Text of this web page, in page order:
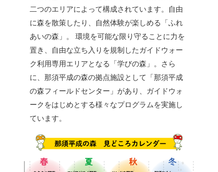
二つのエリアによって構成されています。自由
に森を散策したり、自然体験が楽しめる「ふれ
あいの森」。 環境を可能な限り守ることに力を
置き、自由な立ち入りを規制したガイドウォー
ク利用専用エリアとなる「学びの森」。さら
に、那須平成の森の拠点施設として「那須平成
の森フィールドセンター」があり、ガイドウォ
ークをはじめとする様々なプログラムを実施し
ています。